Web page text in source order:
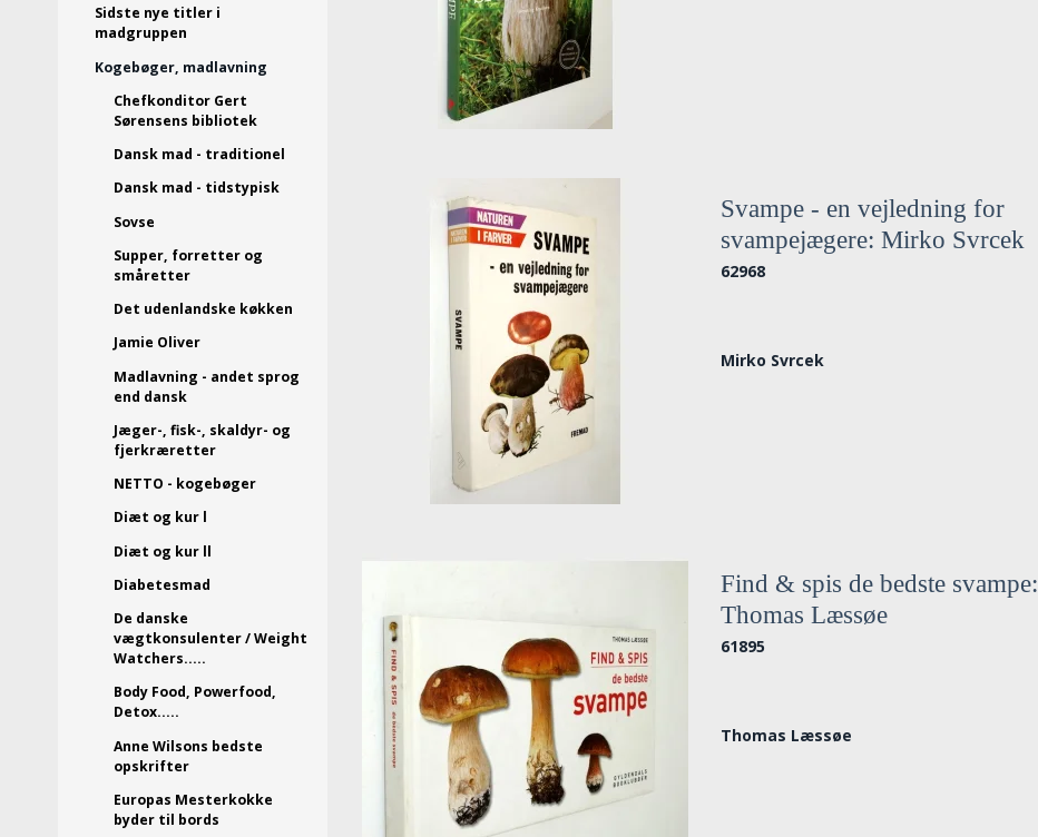
Sidste nye titler i
madgruppen
Kogebøger, madlavning
Chefkonditor Gert
Sørensens bibliotek
Dansk mad - traditionel
Dansk mad - tidstypisk
Sovse
Supper, forretter og
småretter
Det udenlandske køkken
Jamie Oliver
Madlavning - andet sprog
end dansk
Jæger-, fisk-, skaldyr- og
fjerkræretter
NETTO - kogebøger
Diæt og kur l
Diæt og kur ll
Diabetesmad
De danske
vægtkonsulenter / Weight
Watchers.....
Body Food, Powerfood,
Detox.....
Anne Wilsons bedste
opskrifter
Europas Mesterkokke
byder til bords
Svampe - en vejledning for
svampejægere: Mirko Svrcek
62968
Mirko Svrcek
Find & spis de bedste svampe:
Thomas Læssøe
61895
Thomas Læssøe